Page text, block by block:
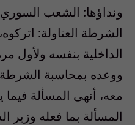
ونداؤها: الشعب
الشرطة العتاولة:
الداخلية بنفسه ولأول
ووعده بمحاسبة
معه، أنهى المسألة
المسألة بما فعله وزير